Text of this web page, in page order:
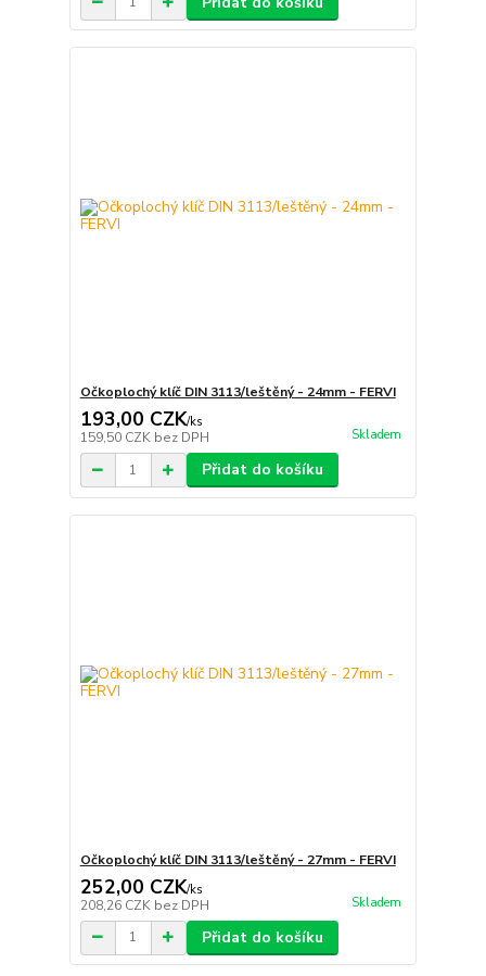
Očkoplochý klíč DIN 3113/leštěný - 24mm - FERVI
193,00 CZK/ks
159,50 CZK bez DPH Skladem
Přidat do košíku
Očkoplochý klíč DIN 3113/leštěný - 27mm - FERVI
252,00 CZK/ks
208,26 CZK bez DPH Skladem
Přidat do košíku